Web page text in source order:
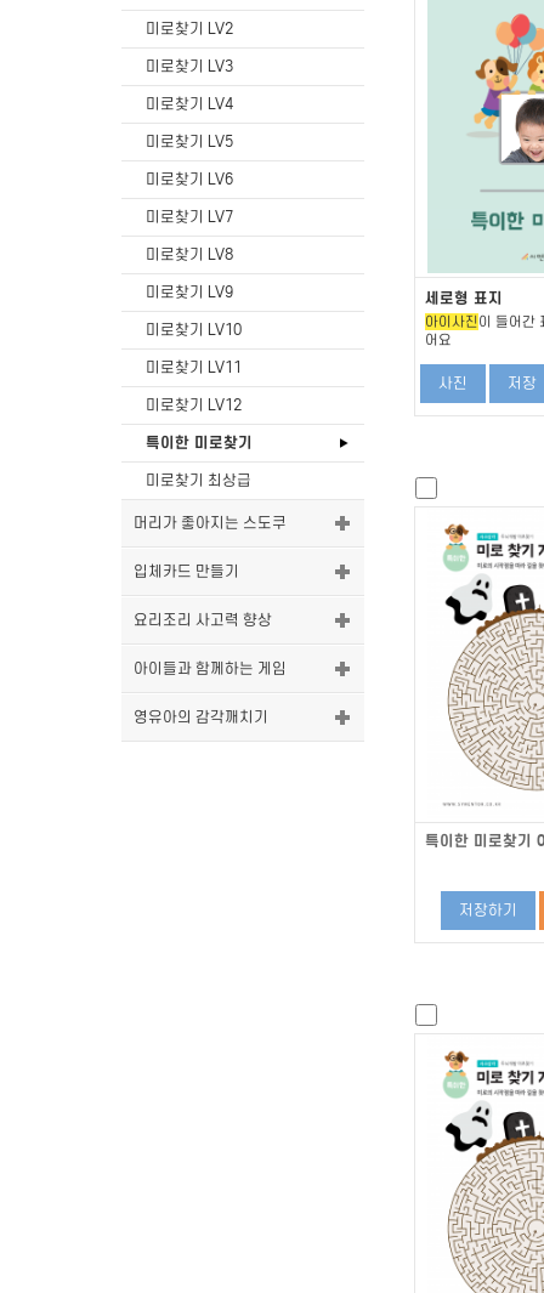
미로찾기 LV2
미로찾기 LV3
미로찾기 LV4
미로찾기 LV5
미로찾기 LV6
미로찾기 LV7
미로찾기 LV8
미로찾기 LV9
미로찾기 LV10
미로찾기 LV11
미로찾기 LV12
특이한 미로찾기
미로찾기 최상급
머리가 좋아지는 스도쿠
입체카드 만들기
요리조리 사고력 향상
아이들과 함께하는 게임
영유아의 감각깨치기
세로형 표지
아이사진 이 들어간
어요
사진 저장
특이한 미로찾기
저장하기